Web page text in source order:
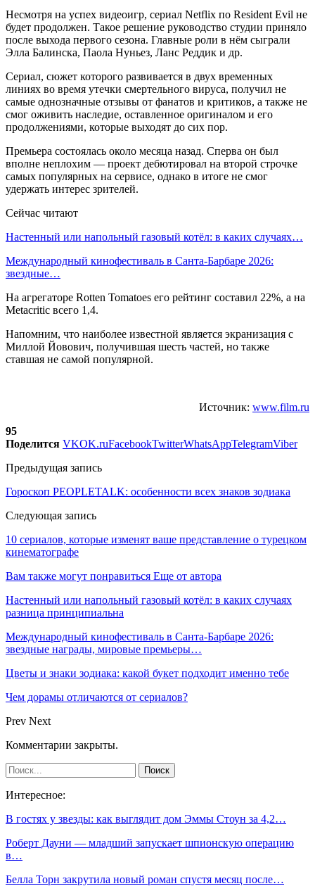
Несмотря на успех видеоигр, сериал Netflix по Resident Evil не
будет продолжен. Такое решение руководство студии приняло
после выхода первого сезона. Главные роли в нём сыграли
Элла Балинска, Паола Нуньез, Ланс Реддик и др.
Сериал, сюжет которого развивается в двух временных
линиях во время утечки смертельного вируса, получил не
самые однозначные отзывы от фанатов и критиков, а также не
смог оживить наследие, оставленное оригиналом и его
продолжениями, которые выходят до сих пор.
Премьера состоялась около месяца назад. Сперва он был
вполне неплохим ― проект дебютировал на второй строчке
самых популярных на сервисе, однако в итоге не смог
удержать интерес зрителей.
Сейчас читают
Настенный или напольный газовый котёл: в каких случаях…
Международный кинофестиваль в Санта-Барбаре 2026:
звездные…
На агрегаторе Rotten Tomatoes его рейтинг составил 22%, а на
Metacritic всего 1,4.
Напомним, что наиболее известной является экранизация с
Миллой Йовович, получившая шесть частей, но также
ставшая не самой популярной.
Источник: www.film.ru
95
Поделится VKOK.ruFacebookTwitterWhatsAppTelegramViber
Предыдущая запись
Гороскоп PEOPLETALK: особенности всех знаков зодиака
Следующая запись
10 сериалов, которые изменят ваше представление о турецком
кинематографе
Вам также могут понравиться Еще от автора
Настенный или напольный газовый котёл: в каких случаях
разница принципиальна
Международный кинофестиваль в Санта-Барбаре 2026:
звездные награды, мировые премьеры…
Цветы и знаки зодиака: какой букет подходит именно тебе
Чем дорамы отличаются от сериалов?
Prev Next
Комментарии закрыты.
Интересное:
В гостях у звезды: как выглядит дом Эммы Стоун за 4,2…
Роберт Дауни — младший запускает шпионскую операцию
в…
Белла Торн закрутила новый роман спустя месяц после…